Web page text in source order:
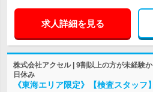
求人詳細を見る
株式会社アクセル | 9割以上の方が未経験
日休み
《東海エリア限定》【検査スタッフ